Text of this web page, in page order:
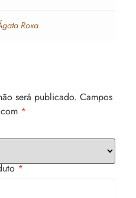
Roxa
será publicado. Campos
*
*